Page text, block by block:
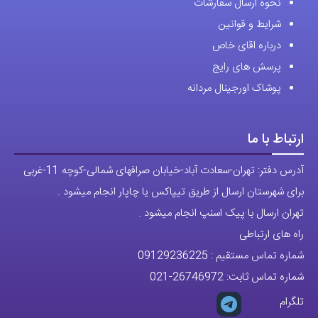
نحوه ارسال سفارشات
شرایط و قوانین
درباره اقای خاص
پرسش های رایج
ارتباط با ما
آدرس دفتر: تهران-سعادت آباد-خیابان صرافهای شمالی-کوچه 11-غربی
برای شهرستان ارسال از طریق تیپاکس یا چاپار انجام میشود .
تهران ارسال با پیک اسنپ انجام میشود .
راه های ارتباطی
شماره تماس مستقیم :09129236225
شماره تماس ثابت:26746972